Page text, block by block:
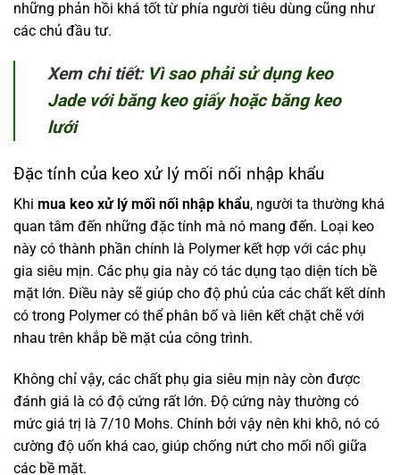
những phản hồi khá tốt từ phía người tiêu dùng cũng như
các chủ đầu tư.
Xem chi tiết: Vì sao phải sử dụng keo
Jade với băng keo giấy hoặc băng keo
lưới
Đặc tính của keo xử lý mối nối nhập khẩu
Khi mua keo xử lý mối nối nhập khẩu, người ta thường khá
quan tâm đến những đặc tính mà nó mang đến. Loại keo
này có thành phần chính là Polymer kết hợp với các phụ
gia siêu mịn. Các phụ gia này có tác dụng tạo diện tích bề
mặt lớn. Điều này sẽ giúp cho độ phủ của các chất kết dính
có trong Polymer có thể phân bố và liên kết chặt chẽ với
nhau trên khắp bề mặt của công trình.
Không chỉ vậy, các chất phụ gia siêu mịn này còn được
đánh giá là có độ cứng rất lớn. Độ cứng này thường có
mức giá trị là 7/10 Mohs. Chính bởi vậy nên khi khô, nó có
cường độ uốn khá cao, giúp chống nứt cho mối nối giữa
các bề mặt.